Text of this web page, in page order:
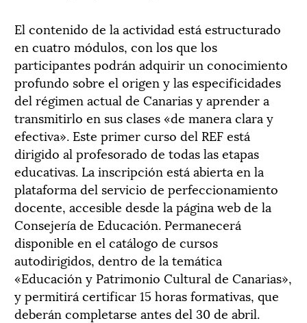
El contenido de la actividad está estructurado
en cuatro módulos, con los que los
participantes podrán adquirir un conocimiento
profundo sobre el origen y las especificidades
del régimen actual de Canarias y aprender a
transmitirlo en sus clases «de manera clara y
efectiva». Este primer curso del REF está
dirigido al profesorado de todas las etapas
educativas. La inscripción está abierta en la
plataforma del servicio de perfeccionamiento
docente, accesible desde la página web de la
Consejería de Educación. Permanecerá
disponible en el catálogo de cursos
autodirigidos, dentro de la temática
«Educación y Patrimonio Cultural de Canarias»,
y permitirá certificar 15 horas formativas, que
deberán completarse antes del 30 de abril.